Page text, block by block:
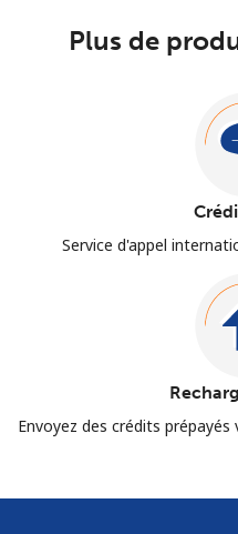
Plus de
Service d'appel
Envoyez des crédits